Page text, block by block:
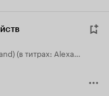
Alexander Dyachenko)